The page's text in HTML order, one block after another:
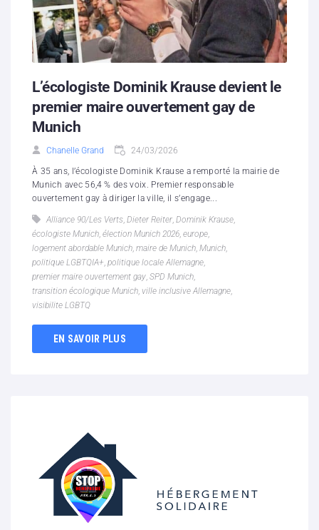
L’écologiste Dominik Krause devient le
premier maire ouvertement gay de
Munich
Chanelle Grand 24/03/2026
À 35 ans, l’écologiste Dominik Krause a remporté la mairie de
Munich avec 56,4 % des voix. Premier responsable
ouvertement gay à diriger la ville, il s’engage...
Alliance 90/Les Verts, Dieter Reiter, Dominik Krause,
écologiste Munich, élection Munich 2026, europe,
logement abordable Munich, maire de Munich, Munich,
politique LGBTQIA+, politique locale Allemagne,
premier maire ouvertement gay, SPD Munich,
transition écologique Munich, ville inclusive Allemagne,
visibilite LGBTQ
EN SAVOIR PLUS